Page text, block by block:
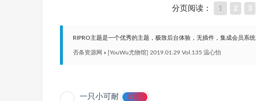
分页阅读： 1 2 3
RIPRO主题是一个优秀的主题，极致后台体验，无插件，集成会员系统
否条资源网 » [YouWu尤物馆] 2019.01.29 Vol.135 温心怡
一只小可耐 VIP